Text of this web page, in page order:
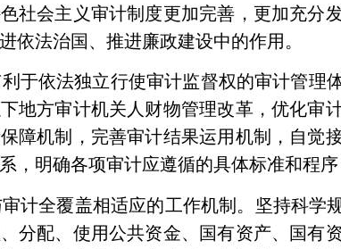
社会主义审计制度更加完善，更加充分
依法治国、推进廉政建设中的作用。
于依法独立行使审计监督权的审计管理
地方审计机关人财物管理改革，优化审
障机制，完善审计结果运用机制，自觉
，明确各项审计应遵循的具体标准和程序
计全覆盖相适应的工作机制。坚持科学
分配、使用公共资金、国有资产、国有